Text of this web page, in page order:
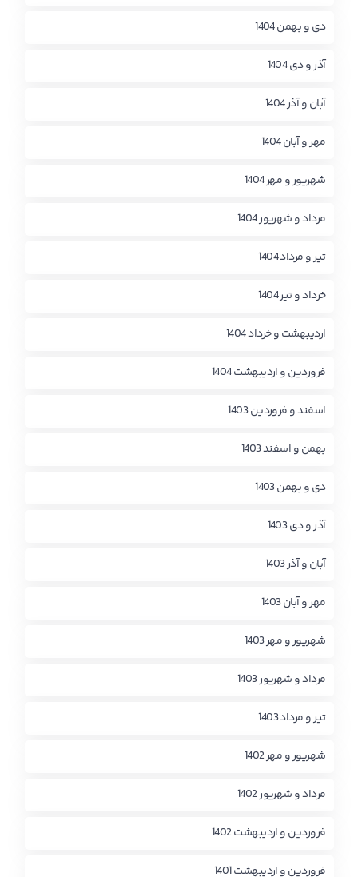
دی و بهمن 1404
آذر و دی 1404
آبان و آذر 1404
مهر و آبان 1404
شهریور و مهر 1404
مرداد و شهریور 1404
تیر و مرداد 1404
خرداد و تیر 1404
اردیبهشت و خرداد 1404
فروردین و اردیبهشت 1404
اسفند و فروردین 1403
بهمن و اسفند 1403
دی و بهمن 1403
آذر و دی 1403
آبان و آذر 1403
مهر و آبان 1403
شهریور و مهر 1403
مرداد و شهریور 1403
تیر و مرداد 1403
شهریور و مهر 1402
مرداد و شهریور 1402
فروردین و اردیبهشت 1402
فروردین و اردیبهشت 1401